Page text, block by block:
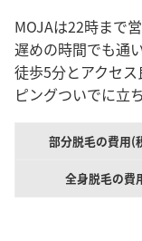
MOJAは22時まで
遅めの時間でも通
徒歩5分とアクセ
ピングついでに立
部分脱毛の費用(
全身脱毛の費